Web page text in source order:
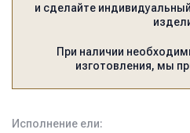
и сделайте
При наличии
изготовления, мы
Исполнение ели: